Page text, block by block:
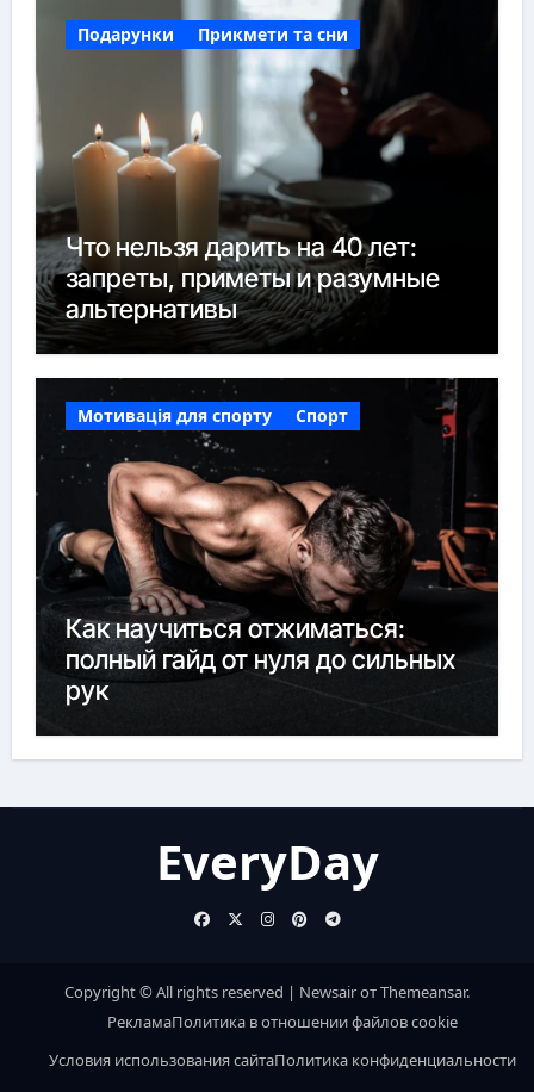
Подарунки Прикмети та сни
Что нельзя дарить на 40 лет:
запреты, приметы и разумные
альтернативы
Мотивація для спорту Спорт
Как научиться отжиматься:
полный гайд от нуля до сильных
рук
EveryDay
Copyright © All rights reserved | NewsairотThemeansar.
РекламаПолитика в отношении файлов cookie
Условия использования сайтаПолитика конфиденциальности